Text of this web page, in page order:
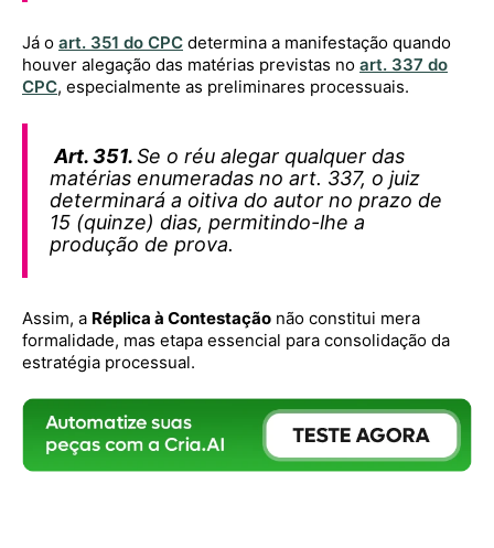
Já o art. 351 do CPC determina a manifestação quando
houver alegação das matérias previstas no art. 337 do
CPC, especialmente as preliminares processuais.
Art. 351.Se o réu alegar qualquer das
matérias enumeradas no art. 337, o juiz
determinará a oitiva do autor no prazo de
15 (quinze) dias, permitindo-lhe a
produção de prova.
Assim, a Réplica à Contestação não constitui mera
formalidade, mas etapa essencial para consolidação da
estratégia processual.